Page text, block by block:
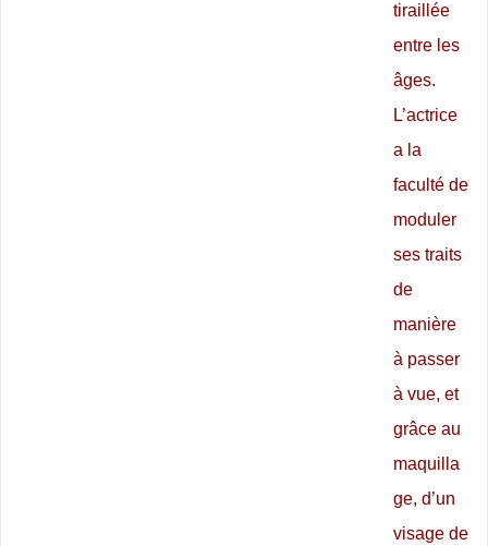
tiraillée
entre les
âges.
L’actrice
a la
faculté de
moduler
ses traits
de
manière
à passer
à vue, et
grâce au
maquilla
ge, d’un
visage de